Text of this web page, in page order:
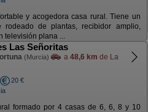
y acogedora casa rural. Tiene un
rodeado de plantas, recibidor amplio,
televisión plana ...
Las Señoritas
(Murcia) a 48,6 km de La
20 €
formado por 4 casas de 6, 6, 8 y 10